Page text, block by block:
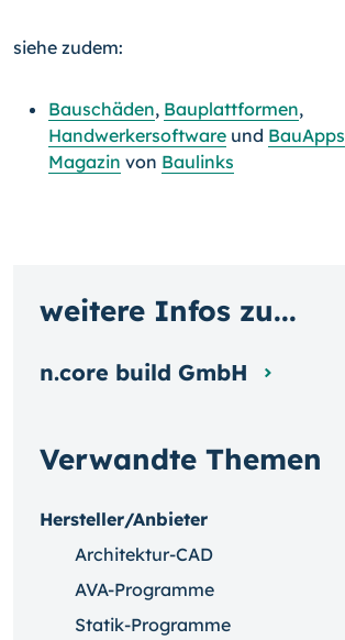
siehe zudem:
Bauschäden, Bauplattformen,
Handwerkersoftware und BauApps
Magazin von Baulinks
Verwandte Themen
Hersteller/Anbieter
Architektur-CAD
AVA-Programme
Statik-Programme
weitere Infos zu...
n.core build GmbH